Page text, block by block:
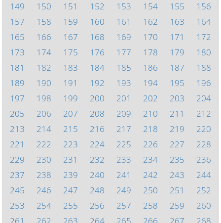
149
150 151 152 153 154 155
156
157
158 159 160 161 162 163
164
165
166 167 168 169 170 171
172
173
174 175 176 177 178 179
180
181
182 183 184 185 186 187
188
189
190 191 192 193 194 195
196
197
198 199 200 201 202 203
204
205
206 207 208 209 210 211
212
213
214 215 216 217 218 219
220
221
222 223 224 225 226 227
228
229
230 231 232 233 234 235
236
237
238 239 240 241 242 243
244
245
246 247 248 249 250 251
252
253
254 255 256 257 258 259
260